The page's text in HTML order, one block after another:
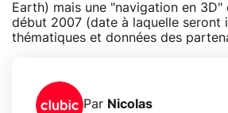
Earth) mais une "navigation en
début 2007 (date à laquelle seront
thématiques et données des
Par Nicolas